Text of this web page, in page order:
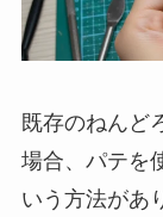
既存のねんど
場合、パテを
いう方法があ